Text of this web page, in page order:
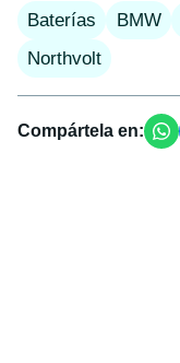
Baterías BMW
Northvolt
Compártela en: